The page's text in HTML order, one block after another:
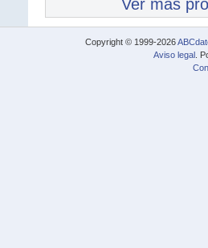
Ver más
Copyright © 1999-2026
Aviso legal .